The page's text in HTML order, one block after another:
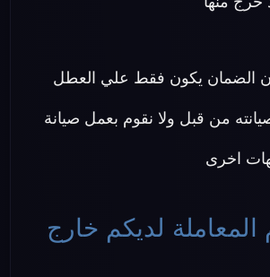
الضمان يكون فقط علي العطل
من قبل ولا نقوم بعمل صيانة
اخرى
لديكم خارج